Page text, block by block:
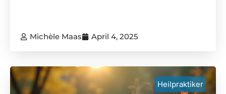
Michèle Maas April 4, 2025
Heilpraktiker